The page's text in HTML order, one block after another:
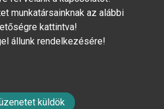
munkatársainknak az alábbi
kattintva!
állunk rendelkezésére!
küldök